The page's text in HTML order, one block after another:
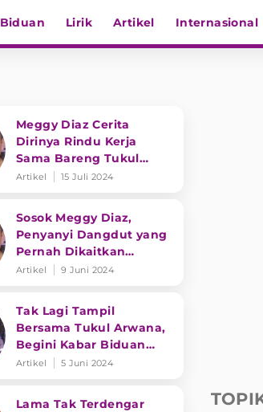
Biduan Lirik Artikel Internasional
Meggy Diaz Cerita
Dirinya Rindu Kerja
Sama Bareng Tukul
Arwana
Artikel 15 Juli 2024
Sosok Meggy Diaz,
Penyanyi Dangdut yang
Pernah Dikaitkan
dengan Tukul Arwana
Artikel 9 Juni 2024
Tak Lagi Tampil
Bersama Tukul Arwana,
Begini Kabar Biduan
Meggy Diaz Sekarang
Artikel 5 Juni 2024
Lama Tak Terdengar